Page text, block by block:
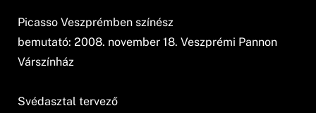
Picasso Veszprémben színész
bemutató: 2008. november 18. Veszprémi Pannon
Várszínház
Svédasztal tervező